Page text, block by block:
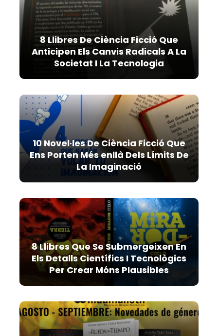
8 Llibres De Ciència Ficció Que
Anticipen Els Canvis Radicals A La
Societat I La Tecnologia
10 Novel·les De Ciència Ficció Que
Ens Porten Més enllà Dels Límits De
La Imaginació
8 Llibres Que Se Submergeixen En
Els Detalls Científics I Tecnològics
Per Crear Móns Plausibles